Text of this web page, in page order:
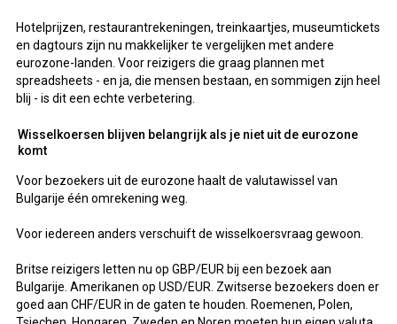
Hotelprijzen, restaurantrekeningen, treinkaartjes, museumtickets
en dagtours zijn nu makkelijker te vergelijken met andere
eurozone-landen. Voor reizigers die graag plannen met
spreadsheets - en ja, die mensen bestaan, en sommigen zijn heel
blij - is dit een echte verbetering.
Wisselkoersen blijven belangrijk als je niet uit de eurozone
komt
Voor bezoekers uit de eurozone haalt de valutawissel van
Bulgarije één omrekening weg.
Voor iedereen anders verschuift de wisselkoersvraag gewoon.
Britse reizigers letten nu op GBP/EUR bij een bezoek aan
Bulgarije. Amerikanen op USD/EUR. Zwitserse bezoekers doen er
goed aan CHF/EUR in de gaten te houden. Roemenen, Polen,